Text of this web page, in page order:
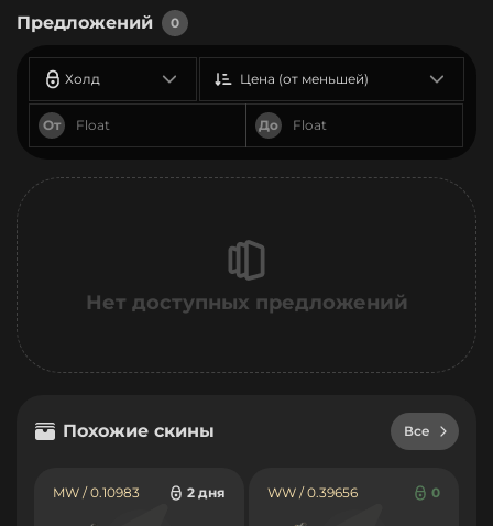
Предложений 0
Холд
От До
Цена (от меньшей)
Нет доступных предложений
Похожие скины Все
MW / 0.10983 2 дня WW / 0.39656 0